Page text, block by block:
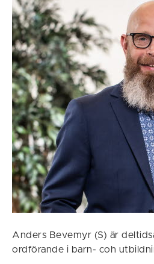
Anders Bevemyr (S) är
ordförande i barn- coh